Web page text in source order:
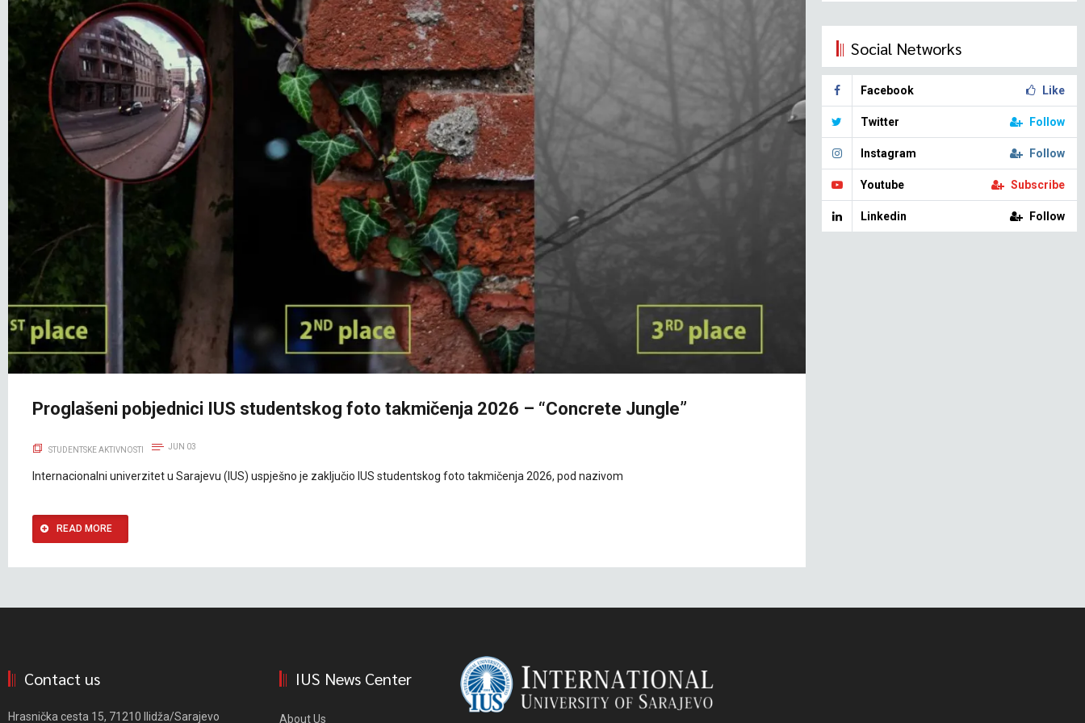
Proglašeni pobjednici IUS studentskog foto takmičenja 2026 – “Concrete Jungle”
STUDENTSKE AKTIVNOSTI JUN 03
Internacionalni univerzitet u Sarajevu (IUS) uspješno je zaključio IUS studentskog foto takmičenja 2026, pod nazivom
READ MORE
Social Networks
Facebook Like
Twitter Follow
Instagram Follow
Youtube Subscribe
Linkedin Follow
Contact us
Hrasnička cesta 15, 71210 Ilidža/Sarajevo
IUS News Center
About Us